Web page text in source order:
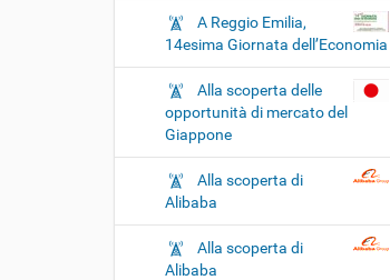
A Reggio Emilia,
14esima Giornata dell’Economia
Alla scoperta delle
opportunità di mercato del
Giappone
Alla scoperta di
Alibaba
Alla scoperta di
Alibaba